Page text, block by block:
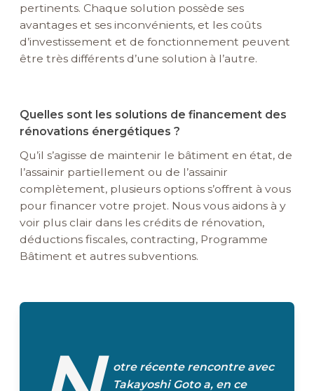
pertinents. Chaque solution possède ses
avantages et ses inconvénients, et les coûts
d’investissement et de fonctionnement peuvent
être très différents d’une solution à l’autre.
Quelles sont les solutions de financement des
rénovations énergétiques ?
Qu’il s’agisse de maintenir le bâtiment en état, de
l’assainir partiellement ou de l’assainir
complètement, plusieurs options s’offrent à vous
pour financer votre projet. Nous vous aidons à y
voir plus clair dans les crédits de rénovation,
déductions fiscales, contracting, Programme
Bâtiment et autres subventions.
otre récente rencontre avec
Takayoshi Goto a, en ce